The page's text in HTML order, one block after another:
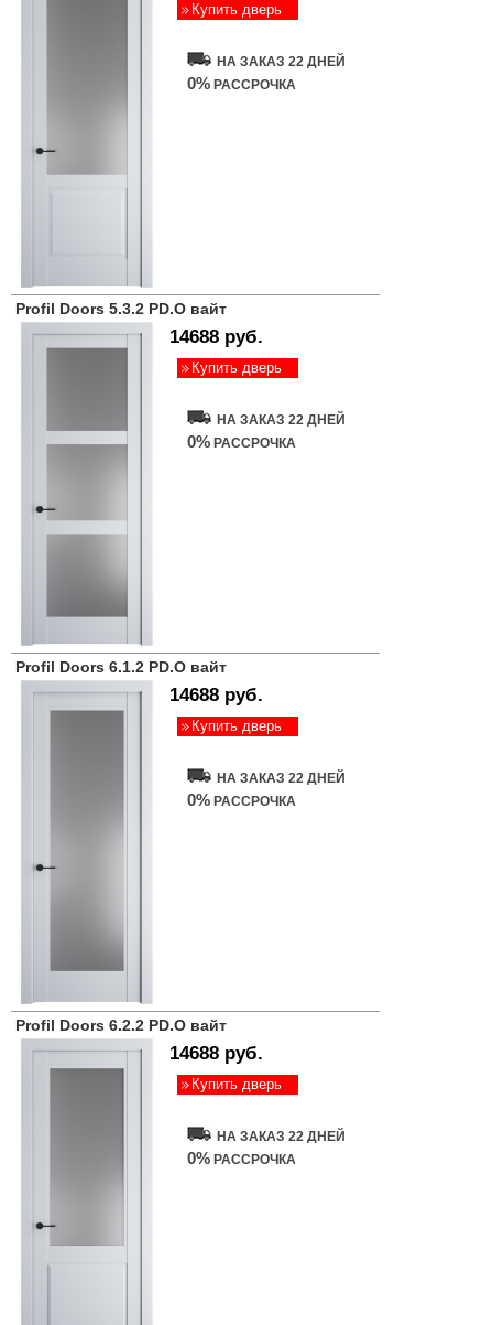
Купить дверь
НА ЗАКАЗ 22 ДНЕЙ
0% РАССРОЧКА
Profil Doors 5.3.2 PD.O вайт
14688 руб.
Купить дверь
НА ЗАКАЗ 22 ДНЕЙ
0% РАССРОЧКА
Profil Doors 6.1.2 PD.O вайт
14688 руб.
Купить дверь
НА ЗАКАЗ 22 ДНЕЙ
0% РАССРОЧКА
Profil Doors 6.2.2 PD.O вайт
14688 руб.
Купить дверь
НА ЗАКАЗ 22 ДНЕЙ
0% РАССРОЧКА